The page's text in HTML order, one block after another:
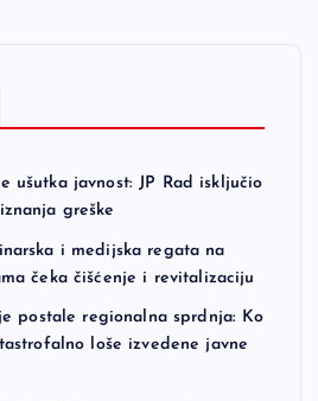
ušutka javnost: JP Rad isključio
greške
i medijska regata na
čeka čišćenje i revitalizaciju
postale regionalna sprdnja: Ko
loše izvedene javne